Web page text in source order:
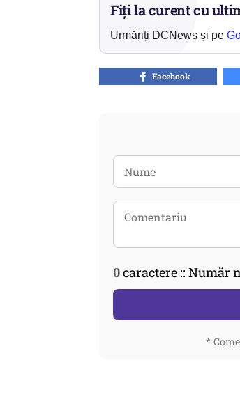
Fiți la curent cu
Urmăriți DCNews și pe
Facebook
0caractere :: Număr
*